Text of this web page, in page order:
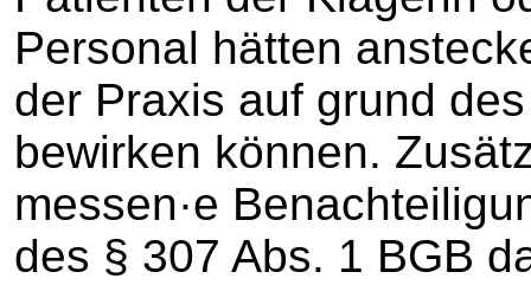
Personal hätten
der Praxis auf grund
bewirken können.
messen·e
des § 307 Abs. 1 BGB